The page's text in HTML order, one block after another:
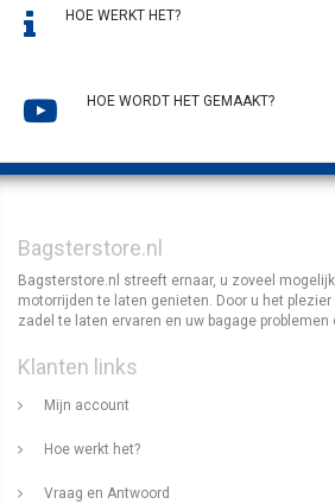
HOE WERKT HET?
HOE WORDT HET GEMAAKT?
Bagsterstore.nl
Bagsterstore.nl streeft ernaar, u zoveel
motorrijden te laten genieten. Door u het
zadel te laten ervaren en uw bagage problemen
Klanten links
Mijn account
Hoe werkt het?
Vraag en Antwoord